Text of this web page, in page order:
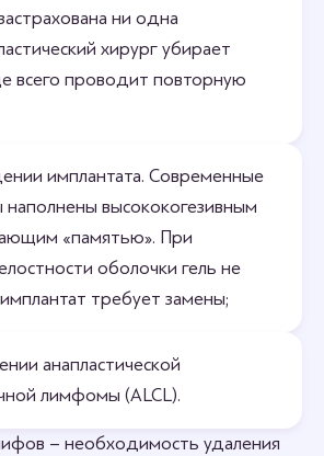
ни одна
хирург убирает
всего проводит повторную
имплантата. Современные
высококогезивным
«памятью». При
оболочки гель не
требует замены;
анапластической
лимфомы (ALCL).
– необходимость удаления